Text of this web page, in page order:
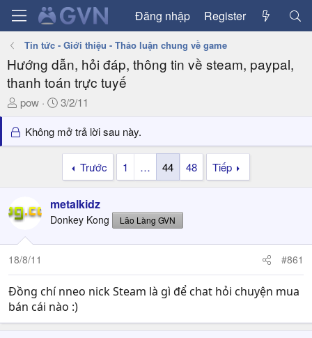
Đăng nhập Register
Tin tức - Giới thiệu - Thảo luận chung về game
Hướng dẫn, hỏi đáp, thông tin về steam, paypal,
thanh toán trực tuyế
T
r
e
t
a
e
r
pow
N
à
y
3/2/11
Không mở trả lời sau này.
Trước 1 … 44 48 Tiếp
metalkidz
Donkey Kong Lão Làng GVN
18/8/11 #861
Đồng chí nneo nick Steam là gì để chat hỏi chuyện mua
bán cái nào :)